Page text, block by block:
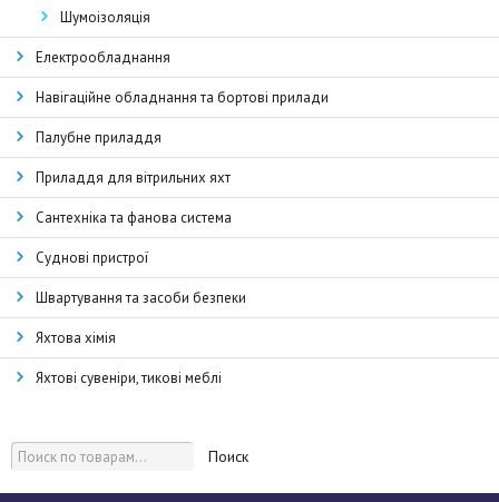
Шумоізоляція
Електрообладнання
Навігаційне обладнання та бортові прилади
Палубне приладдя
Приладдя для вітрильних яхт
Сантехніка та фанова система
Суднові пристрої
Швартування та засоби безпеки
Яхтова хімія
Яхтові сувеніри, тикові меблі
Поиск